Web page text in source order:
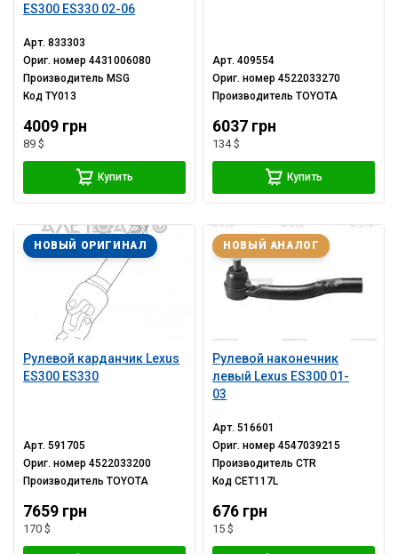
ES300 ES330 02-06
Арт.833303
Ориг. номер4431006080
Производитель MSG
КодTY013
4009 грн
89 $
Купить
Арт.409554
Ориг. номер4522033270
ПроизводительTOYOTA
6037 грн
134 $
Купить
Рулевой карданчик Lexus
ES300 ES330
НОВЫЙ ОРИГИНАЛ
Арт.591705
Ориг. номер4522033200
ПроизводительTOYOTA
7659 грн
170 $
Рулевой наконечник
левый Lexus ES300 01-
03
НОВЫЙ АНАЛОГ
Арт.516601
Ориг. номер4547039215
ПроизводительCTR
КодCET117L
676 грн
15 $